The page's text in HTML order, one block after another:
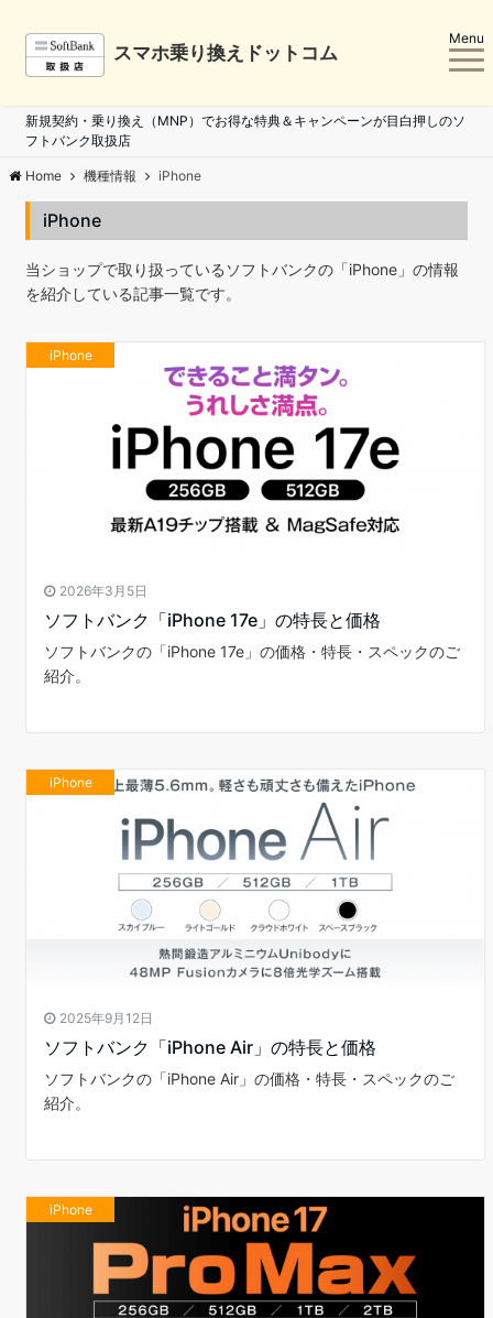
スマホ乗り換えドットコム
Menu
新規契約・乗り換え（MNP）でお得な特典＆キャンペーンが目白押しのソ
フトバンク取扱店
Home 機種情報 iPhone
iPhone
当ショップで取り扱っているソフトバンクの「iPhone」の情報
を紹介している記事一覧です。
iPhone
2026年3月5日
ソフトバンク「iPhone 17e」の特長と価格
ソフトバンクの「iPhone 17e」の価格・特長・スペックのご
紹介。
iPhone
2025年9月12日
ソフトバンク「iPhone Air」の特長と価格
ソフトバンクの「iPhone Air」の価格・特長・スペックのご
紹介。
iPhone